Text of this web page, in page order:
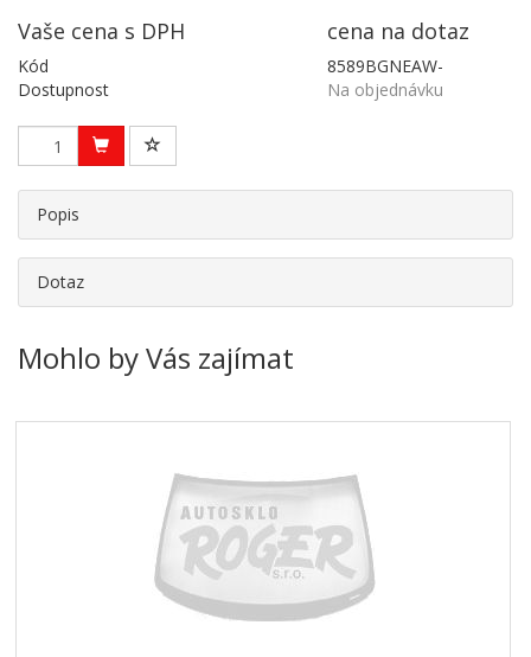
Vaše cena s DPH
cena na dotaz
Kód
8589BGNEAW-
Dostupnost
Na objednávku
Popis
Dotaz
Mohlo by Vás zajímat